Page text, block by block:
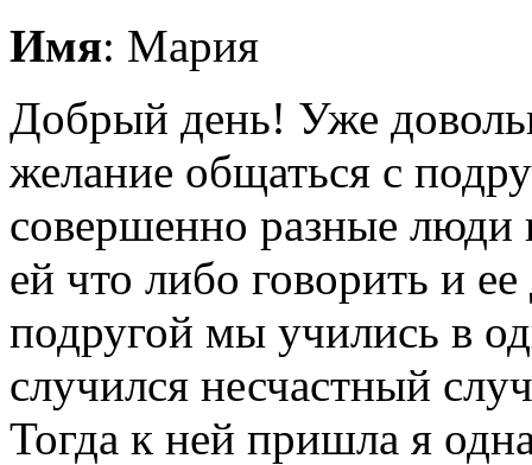
Имя: Мария
Добрый день! Уже
желание общаться с
совершенно разные
ей что либо говорить и
подругой мы учились в
случился несчастный
Тогда к ней пришла я